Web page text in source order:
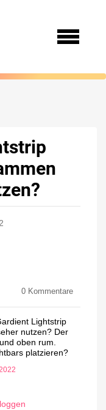
0 Kommentare
Lightstrip
nutzen? Der
oben rum.
platzieren?